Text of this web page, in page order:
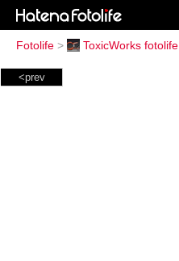
Fotolife > ToxicWorks fotolife
<prev